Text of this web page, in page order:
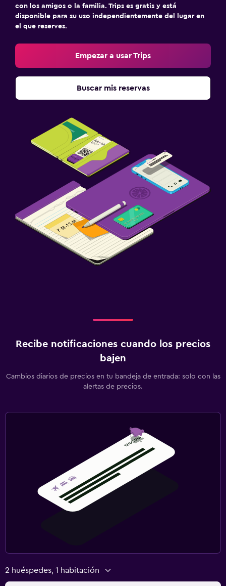
con los amigos o la familia. Trips es gratis y está
disponible para su uso independientemente del lugar en
el que reserves.
Empezar a usar Trips
Buscar mis reservas
Recibe notificaciones cuando los precios
bajen
Cambios diarios de precios en tu bandeja de entrada: solo con las
alertas de precios.
2 huéspedes, 1 habitación